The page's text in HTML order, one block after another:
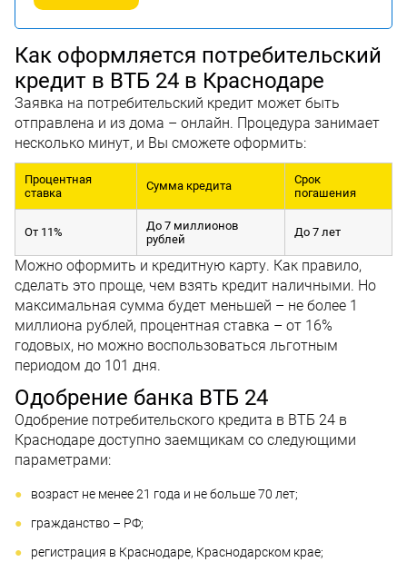
Как оформляется потребительский
кредит в ВТБ 24 в Краснодаре
Заявка на потребительский кредит может быть
отправлена и из дома – онлайн. Процедура занимает
несколько минут, и Вы сможете оформить:
Процентная
ставка
Сумма кредита
Срок
погашения
От 11%
До 7 миллионов
рублей
До 7 лет
Можно оформить и кредитную карту. Как правило,
сделать это проще, чем взять кредит наличными. Но
максимальная сумма будет меньшей – не более 1
миллиона рублей, процентная ставка – от 16%
годовых, но можно воспользоваться льготным
периодом до 101 дня.
Одобрение банка ВТБ 24
Одобрение потребительского кредита в ВТБ 24 в
Краснодаре доступно заемщикам со следующими
параметрами:
возраст не менее 21 года и не больше 70 лет;
гражданство – РФ;
регистрация в Краснодаре, Краснодарском крае;